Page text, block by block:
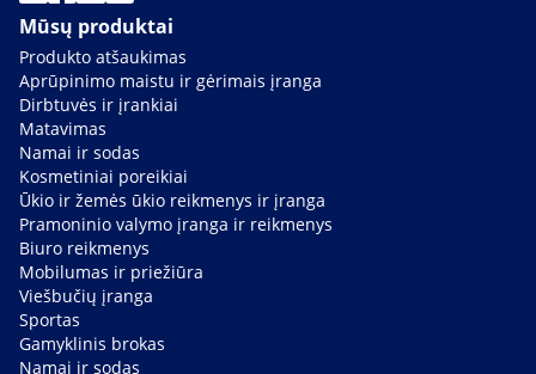
Mūsų produktai
Produkto atšaukimas
Aprūpinimo maistu ir gėrimais įranga
Dirbtuvės ir įrankiai
Matavimas
Namai ir sodas
Kosmetiniai poreikiai
Ūkio ir žemės ūkio reikmenys ir įranga
Pramoninio valymo įranga ir reikmenys
Biuro reikmenys
Mobilumas ir priežiūra
Viešbučių įranga
Sportas
Gamyklinis brokas
Namai ir sodas